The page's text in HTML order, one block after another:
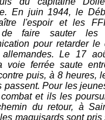
En juin 1944, le
l'espoir et les
de faire sauter les
pour retarder le
allemandes. Le 17
voie ferrée saute
puis, à 8 heures,
passent. Pour les
et ils les
du retour, à
maquisards sont pris